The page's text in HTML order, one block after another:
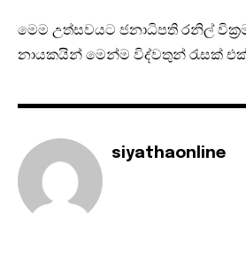
මෙම උත්සවයට ජනාධිපති රනිල්
නායකයින් මෙන්ම විද්වතුන් රැසක්
siyathaonline